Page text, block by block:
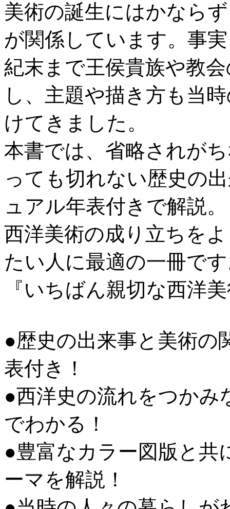
美術の誕生にはかなら
が関係しています。事
紀末まで王侯貴族や教
し、主題や描き方も当
けてきました。
本書では、省略されが
っても切れない歴史の
ュアル年表付きで解説。
西洋美術の成り立ちを
たい人に最適の一冊で
『いちばん親切な西洋
●歴史の出来事と美術の
表付き！
●西洋史の流れをつかみ
でわかる！
●豊富なカラー図版と共
ーマを解説！